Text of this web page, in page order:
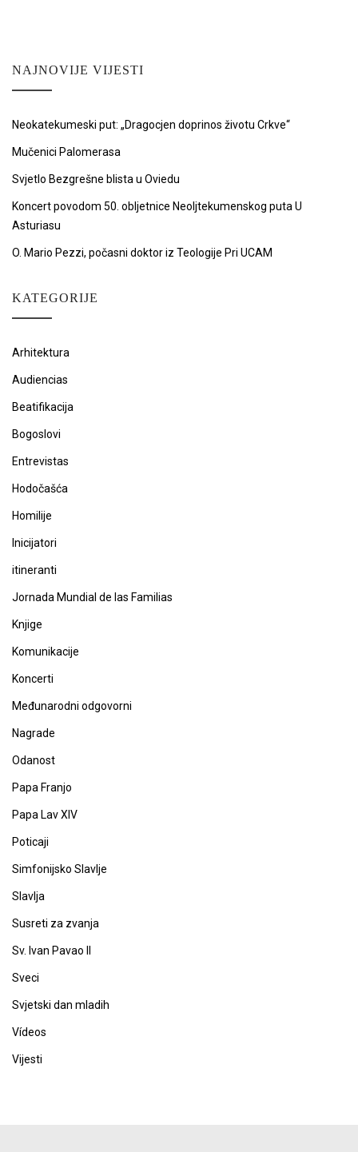
NAJNOVIJE VIJESTI
Neokatekumeski put: „Dragocjen doprinos životu Crkve“
Mučenici Palomerasa
Svjetlo Bezgrešne blista u Oviedu
Koncert povodom 50. obljetnice Neoljtekumenskog puta U
Asturiasu
O. Mario Pezzi, počasni doktor iz Teologije Pri UCAM
KATEGORIJE
Arhitektura
Audiencias
Beatifikacija
Bogoslovi
Entrevistas
Hodočašća
Homilije
Inicijatori
itineranti
Jornada Mundial de las Familias
Knjige
Komunikacije
Koncerti
Međunarodni odgovorni
Nagrade
Odanost
Papa Franjo
Papa Lav XIV
Poticaji
Simfonijsko Slavlje
Slavlja
Susreti za zvanja
Sv. Ivan Pavao II
Sveci
Svjetski dan mladih
Vídeos
Vijesti